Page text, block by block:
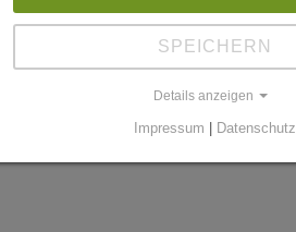
SPEICHERN
Details anzeigen
Impressum Datenschutz